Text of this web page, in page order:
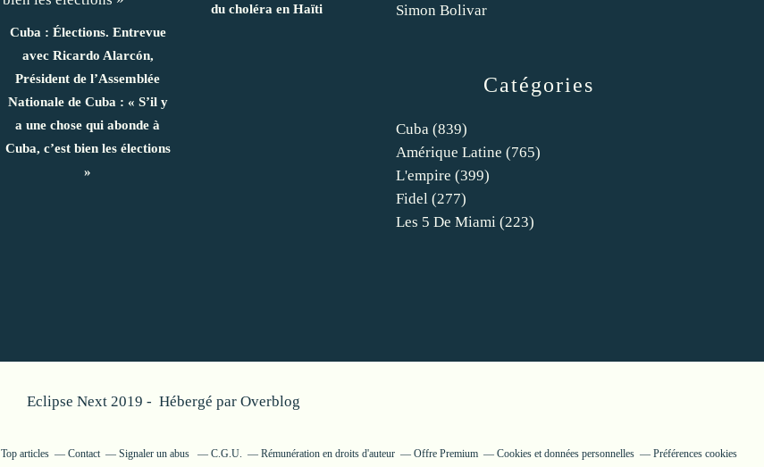
Cuba : Élections. Entrevue
avec Ricardo Alarcón,
Président de l’Assemblée
Nationale de Cuba : « S’il y
a une chose qui abonde à
Cuba, c’est bien les élections
»
du choléra en Haïti
Catégories
Cuba (839)
Amérique Latine (765)
L'empire (399)
Fidel (277)
Les 5 De Miami (223)
Simon Bolivar
Eclipse Next 2019 - Hébergé par Overblog
Top articles Contact Signaler un abus C.G.U. Rémunération en droits d'auteur Offre Premium Cookies et données personnelles Préférences cookies